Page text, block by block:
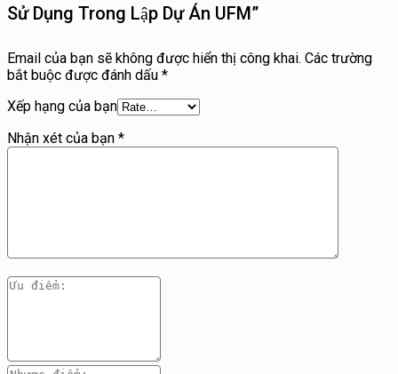
Sử Dụng Trong Lập Dự Án UFM”
Email của bạn sẽ không được hiển thị công khai. Các trường
bắt buộc được đánh dấu *
Xếp hạng của bạn
Nhận xét của bạn *